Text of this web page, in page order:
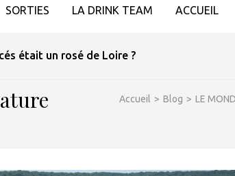
SORTIES LA DRINK TEAM ACCUEIL
était un rosé de Loire ?
Accueil > Blog > LE